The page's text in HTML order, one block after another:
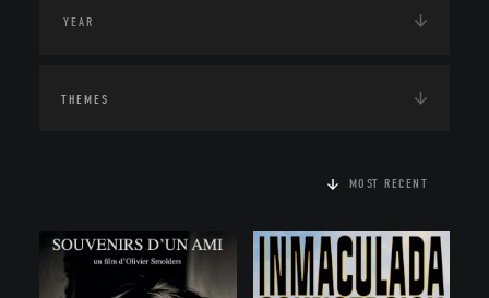
THEMES
MOST RECENT